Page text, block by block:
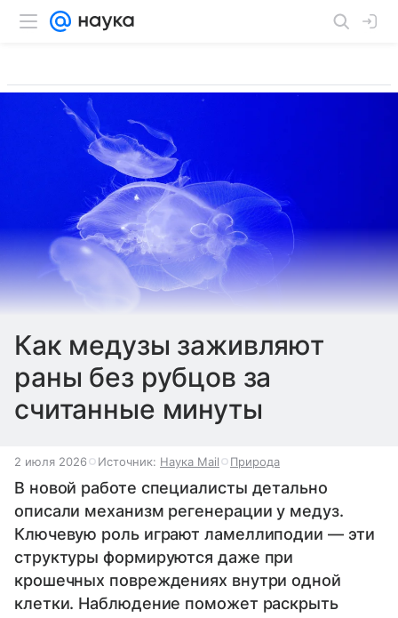
Как медузы заживляют
раны без рубцов за
считанные минуты
2 июля 2026 Источник: Наука Mail Природа
В новой работе специалисты детально
описали механизм регенерации у медуз.
Ключевую роль играют ламеллиподии — эти
структуры формируются даже при
крошечных повреждениях внутри одной
клетки. Наблюдение поможет раскрыть